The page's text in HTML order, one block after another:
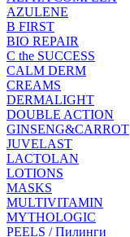
AZULENE
B FIRST
BIO REPAIR
C the SUCCESS
CALM DERM
CREAMS
DERMALIGHT
DOUBLE ACTION
GINSENG&CARROT
JUVELAST
LACTOLAN
LOTIONS
MASKS
MULTIVITAMIN
MYTHOLOGIC
PEELS / Пилинги